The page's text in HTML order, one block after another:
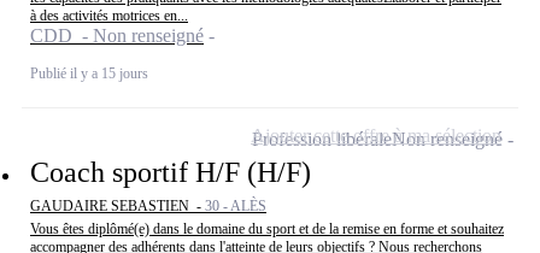
à des activités motrices en...
CDD - Non renseigné
Publié il y a 15 jours
Coach sportif H/F (H/F)
GAUDAIRE SEBASTIEN - 30 - ALÈS
Vous êtes diplômé(e) dans le domaine du sport et de la remise en forme et souhaitez
accompagner des adhérents dans l'atteinte de leurs objectifs ? Nous recherchons
Profession libéraleNon renseigné
Ajouter cette offre à ma sélection